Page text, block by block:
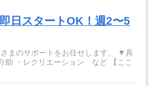
日スタートOK！週2〜5
のサポートをお任せします。 ▼具
レクリエーション など 【ここ